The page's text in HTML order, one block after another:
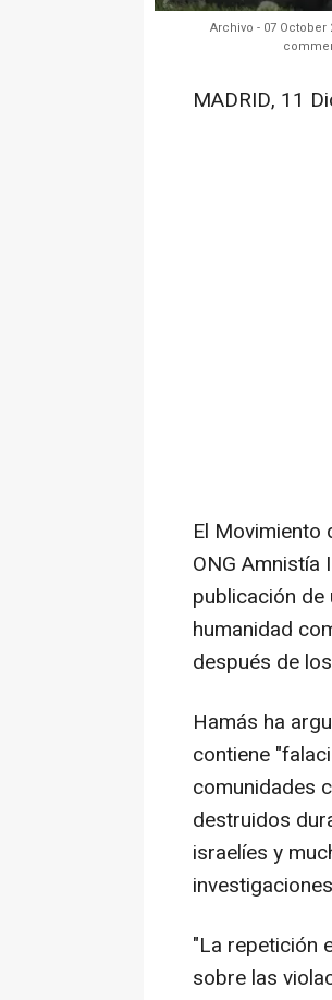
Archivo - 07
MADRID, 11
El Movimiento
ONG Amnistía
publicación
humanidad
después de
Hamás ha
contiene
comunidades
destruidos
israelíes y
"La repetición
sobre las